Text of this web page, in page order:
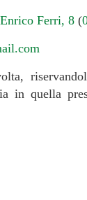
Ferri, 8 (
in quella